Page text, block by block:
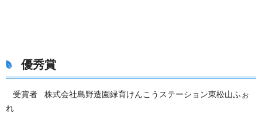
優秀賞
受賞者 株式会社島野造園緑育けんこうステーション東松山ふぉ
れ